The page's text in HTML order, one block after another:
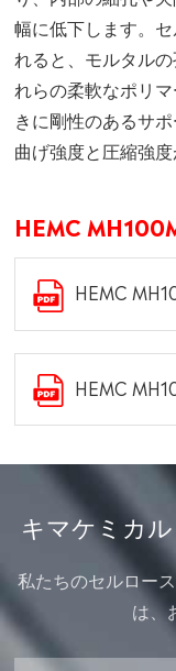
幅に低下します。
れると、モルタル
れらの柔軟なポリ
きに剛性のあるサ
曲げ強度と圧縮強度
HEMC
HEMC
HEMC
キマケミカ
私たちのセルロー
は、